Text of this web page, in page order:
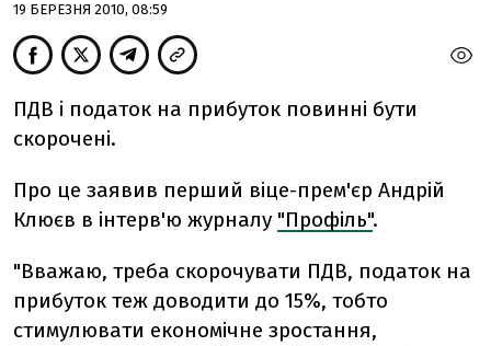
19 БЕРЕЗНЯ 2010, 08:59
ПДВ і податок на прибуток повинні бути
скорочені.
Про це заявив перший віце-прем'єр Андрій
Клюєв в інтерв'ю журналу "Профіль".
"Вважаю, треба скорочувати ПДВ, податок на
прибуток теж доводити до 15%, тобто
стимулювати економічне зростання,